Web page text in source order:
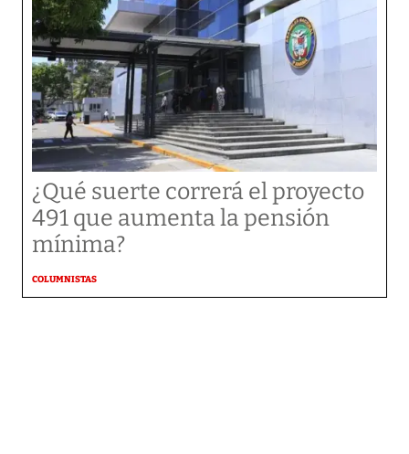
¿Qué suerte correrá el proyecto
491 que aumenta la pensión
mínima?
COLUMNISTAS